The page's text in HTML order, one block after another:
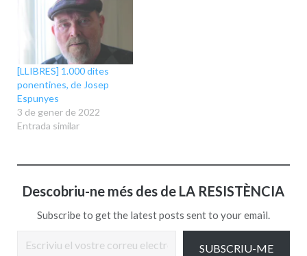
[LLIBRES] 1.000 dites
ponentines, de Josep
Espunyes
3 de gener de 2022
Entrada similar
Descobriu-ne més des de LA RESISTÈNCIA
Subscribe to get the latest posts sent to your email.
SUBSCRIU-ME